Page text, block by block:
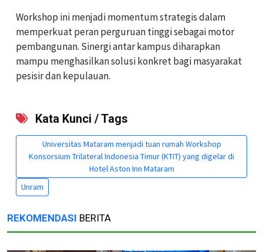
Workshop ini menjadi momentum strategis dalam
memperkuat peran perguruan tinggi sebagai motor
pembangunan. Sinergi antar kampus diharapkan
mampu menghasilkan solusi konkret bagi masyarakat
pesisir dan kepulauan.
Kata Kunci / Tags
Universitas Mataram menjadi tuan rumah Workshop
Konsorsium Trilateral Indonesia Timur (KTIT) yang digelar di
Hotel Aston Inn Mataram
Unram
REKOMENDASI BERITA